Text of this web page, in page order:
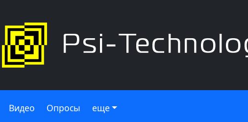
Видео Опросы еще